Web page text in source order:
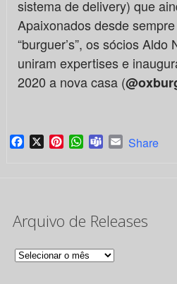
sistema de delivery) que
Apaixonados desde
“burguer’s”, os sócios
uniram expertises e
2020 a nova casa (
Facebook
X PinterestWhatsApp
TeamsEmail
Share
Arquivo de Releases
Arquivo